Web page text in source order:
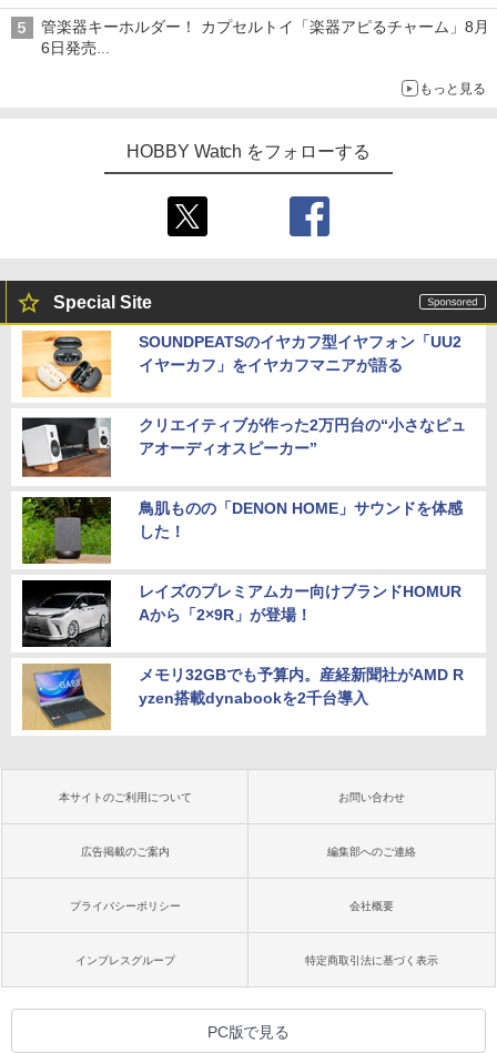
ライトニング・マックィーンやメーターなど4種がラインナップ
管楽器キーホルダー！ カプセルトイ「楽器アピるチャーム」8月
6日発売
もっと見る
HOBBY Watch をフォローする
Special Site
SOUNDPEATSのイヤカフ型イヤフォン「UU2
イヤーカフ」をイヤカフマニアが語る
クリエイティブが作った2万円台の“小さなピュ
アオーディオスピーカー”
鳥肌ものの「DENON HOME」サウンドを体感
した！
レイズのプレミアムカー向けブランドHOMUR
Aから「2×9R」が登場！
メモリ32GBでも予算内。産経新聞社がAMD R
yzen搭載dynabookを2千台導入
本サイトのご利用について お問い合わせ
広告掲載のご案内 編集部へのご連絡
プライバシーポリシー 会社概要
インプレスグループ 特定商取引法に基づく表示
PC版で見る